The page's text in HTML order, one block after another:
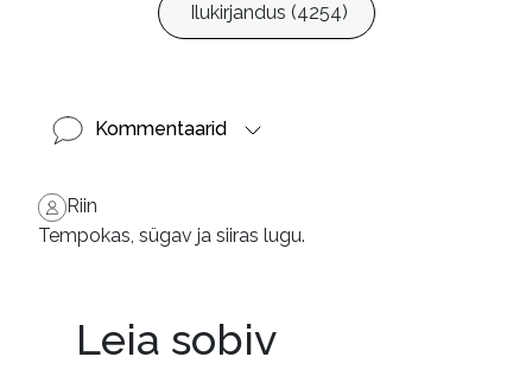
Ilukirjandus (4254)
Kommentaarid
Riin
Tempokas, sügav ja siiras lugu.
Leia sobiv